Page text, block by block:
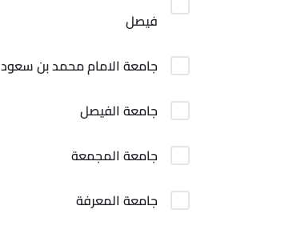
فيصل
جامعة الامام محمد بن سعود
جامعة الفيصل
جامعة المجمعة
جامعة المعرفة